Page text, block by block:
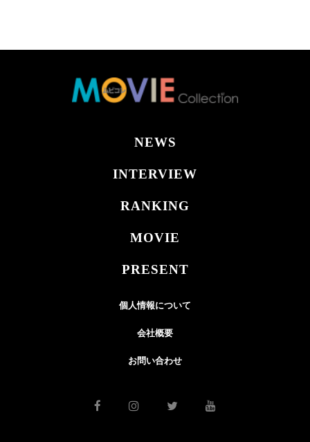
NEWS
INTERVIEW
RANKING
MOVIE
PRESENT
個人情報について
会社概要
お問い合わせ